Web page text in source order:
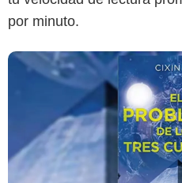
por minuto.